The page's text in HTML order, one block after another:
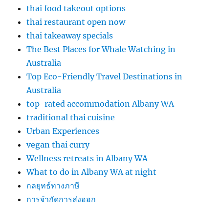
thai food takeout options
thai restaurant open now
thai takeaway specials
The Best Places for Whale Watching in
Australia
Top Eco-Friendly Travel Destinations in
Australia
top-rated accommodation Albany WA
traditional thai cuisine
Urban Experiences
vegan thai curry
Wellness retreats in Albany WA
What to do in Albany WA at night
กลยุทธ์ทางภาษี
การจำกัดการส่งออก